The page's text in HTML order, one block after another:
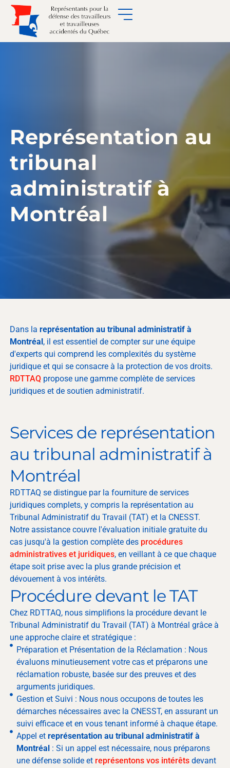
Représentation au
tribunal
administratif à
Montréal
Dans lareprésentation au tribunal administratif à
Montréal, il est essentiel de compter sur une équipe
d'experts qui comprend les complexités du système
juridique et qui se consacre à la protection de vos droits.
RDTTAQ propose une gamme complète de services
juridiques et de soutien administratif.
Services de représentation
au tribunal administratif à
Montréal
RDTTAQ se distingue par la fourniture de services
juridiques complets, y compris la représentation au
Tribunal Administratif du Travail (TAT) et la CNESST.
Notre assistance couvre l'évaluation initiale gratuite du
cas jusqu'à la gestion complète des procédures
administratives et juridiques, en veillant à ce que chaque
étape soit prise avec la plus grande précision et
dévouement à vos intérêts.
Procédure devant le TAT
Chez RDTTAQ, nous simplifions la procédure devant le
Tribunal Administratif du Travail (TAT) à Montréal grâce à
une approche claire et stratégique :
Préparation et Présentation de la Réclamation : Nous
évaluons minutieusement votre cas et préparons une
réclamation robuste, basée sur des preuves et des
arguments juridiques.
Gestion et Suivi : Nous nous occupons de toutes les
démarches nécessaires avec la CNESST, en assurant un
suivi efficace et en vous tenant informé à chaque étape.
Appel et représentation au tribunal administratif à
Montréal: Si un appel est nécessaire, nous préparons
une défense solide et représentons vos intérêtsdevant